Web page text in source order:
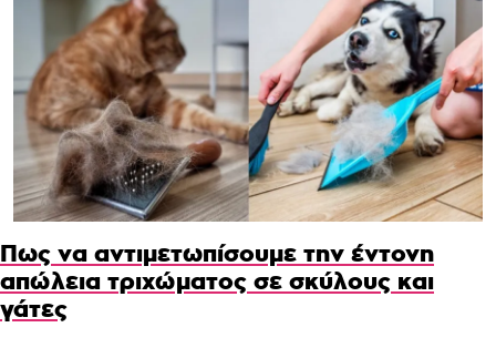
Πως να αντιμετωπίσουμε την έντονη
απώλεια τριχώματος σε σκύλους και
γάτες